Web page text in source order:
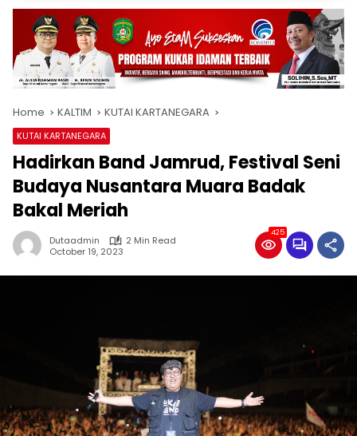
Home KALTIM KUTAI KARTANEGARA
KUTAI KARTANEGARA
Hadirkan Band Jamrud, Festival Seni
Budaya Nusantara Muara Badak
Bakal Meriah
Dutaadmin
2 Min Read
October 19, 2023
425